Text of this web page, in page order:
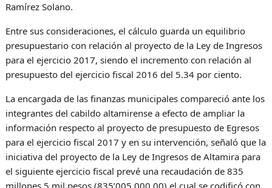
Ramírez Solano.
Entre sus consideraciones, el cálculo guarda un equilibrio
presupuestario con relación al proyecto de la Ley de Ingresos
para el ejercicio 2017, siendo el incremento con relación al
presupuesto del ejercicio fiscal 2016 del 5.34 por ciento.
La encargada de las finanzas municipales compareció ante los
integrantes del cabildo altamirense a efecto de ampliar la
información respecto al proyecto de presupuesto de Egresos
para el ejercicio fiscal 2017 y en su intervención, señaló que la
iniciativa del proyecto de la Ley de Ingresos de Altamira para
el siguiente ejercicio fiscal prevé una recaudación de 835